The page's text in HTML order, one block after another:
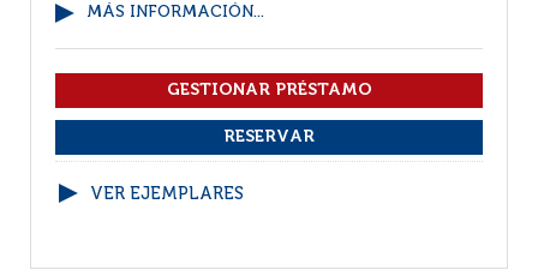
MÁS INFORMACIÓN...
VER EJEMPLARES